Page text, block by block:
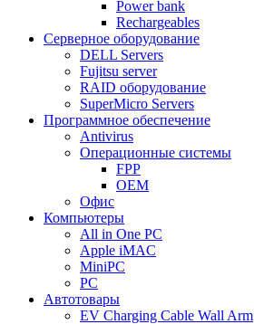
Power bank
Rechargeables
Серверное оборудование
DELL Servers
Fujitsu server
RAID оборудование
SuperMicro Servers
Программное обеспечение
Antivirus
Операционные системы
FPP
OEM
Офис
Компьютеры
All in One PC
Apple iMAC
MiniPC
PC
Автотовары
EV Charging Cable Wall Arm